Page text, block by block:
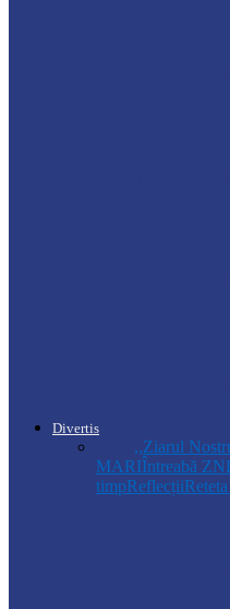
Divertis
,,Ziarul
MARIÎntreabă ZN
timpReflecții